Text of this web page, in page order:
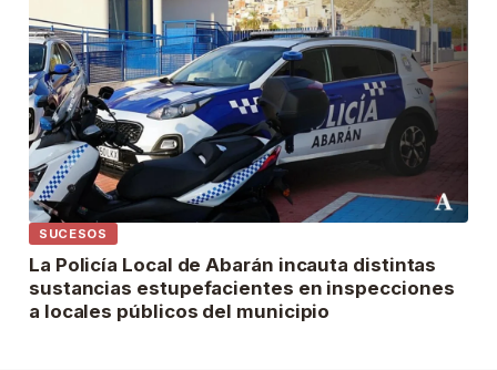
SUCESOS
La Policía Local de Abarán incauta distintas
sustancias estupefacientes en inspecciones
a locales públicos del municipio